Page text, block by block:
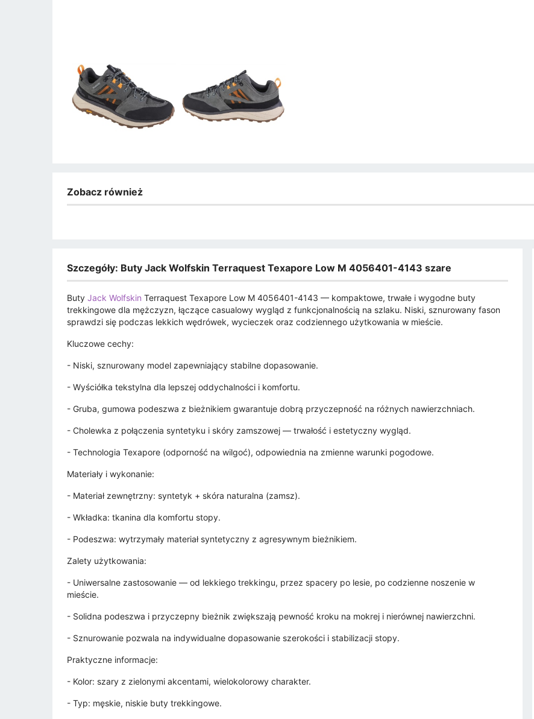
Zobacz również
Szczegóły: Buty Jack Wolfskin Terraquest Texapore Low M 4056401-4143 szare
Buty Jack Wolfskin Terraquest Texapore Low M 4056401-4143 — kompaktowe, trwałe i wygodne buty
trekkingowe dla mężczyzn, łączące casualowy wygląd z funkcjonalnością na szlaku. Niski, sznurowany fason
sprawdzi się podczas lekkich wędrówek, wycieczek oraz codziennego użytkowania w mieście.
Kluczowe cechy:
- Niski, sznurowany model zapewniający stabilne dopasowanie.
- Wyściółka tekstylna dla lepszej oddychalności i komfortu.
- Gruba, gumowa podeszwa z bieżnikiem gwarantuje dobrą przyczepność na różnych nawierzchniach.
- Cholewka z połączenia syntetyku i skóry zamszowej — trwałość i estetyczny wygląd.
- Technologia Texapore (odporność na wilgoć), odpowiednia na zmienne warunki pogodowe.
Materiały i wykonanie:
- Materiał zewnętrzny: syntetyk + skóra naturalna (zamsz).
- Wkładka: tkanina dla komfortu stopy.
- Podeszwa: wytrzymały materiał syntetyczny z agresywnym bieżnikiem.
Zalety użytkowania:
- Uniwersalne zastosowanie — od lekkiego trekkingu, przez spacery po lesie, po codzienne noszenie w
mieście.
- Solidna podeszwa i przyczepny bieżnik zwiększają pewność kroku na mokrej i nierównej nawierzchni.
- Sznurowanie pozwala na indywidualne dopasowanie szerokości i stabilizacji stopy.
Praktyczne informacje:
- Kolor: szary z zielonymi akcentami, wielokolorowy charakter.
- Typ: męskie, niskie buty trekkingowe.